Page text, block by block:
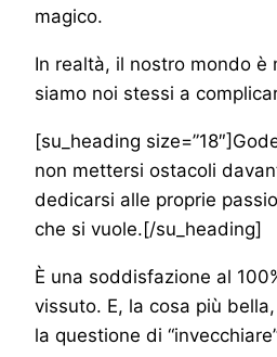
magico.
In realtà, il nostro mondo è
siamo noi stessi a
[su_heading
non mettersi ostacoli
dedicarsi alle proprie
che si vuole.[/su_heading]
È una soddisfazione al
vissuto. E, la cosa più
la questione di